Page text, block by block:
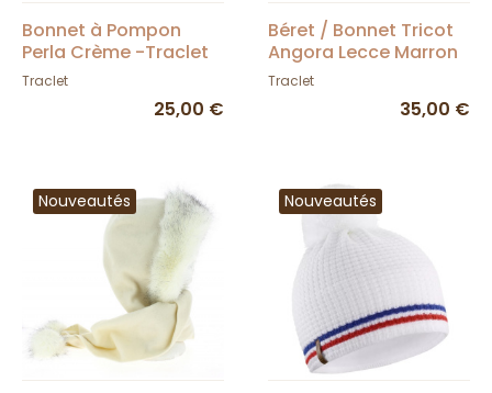
Bonnet à Pompon
Perla Crème -Traclet
Traclet
25,00 €
Béret / Bonnet Tricot
Angora Lecce Marron
- Traclet
Traclet
35,00 €
Nouveautés Nouveautés